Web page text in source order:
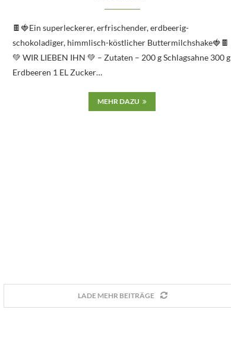
🍫🍓Ein superleckerer, erfrischender, erdbeerig-
schokoladiger, himmlisch-köstlicher Buttermilchshake🍓🍫
💚 WIR LIEBEN IHN 💚 – Zutaten – 200 g Schlagsahne 300 g
Erdbeeren 1 EL Zucker…
MEHR DAZU
LADE MEHR BEITRÄGE